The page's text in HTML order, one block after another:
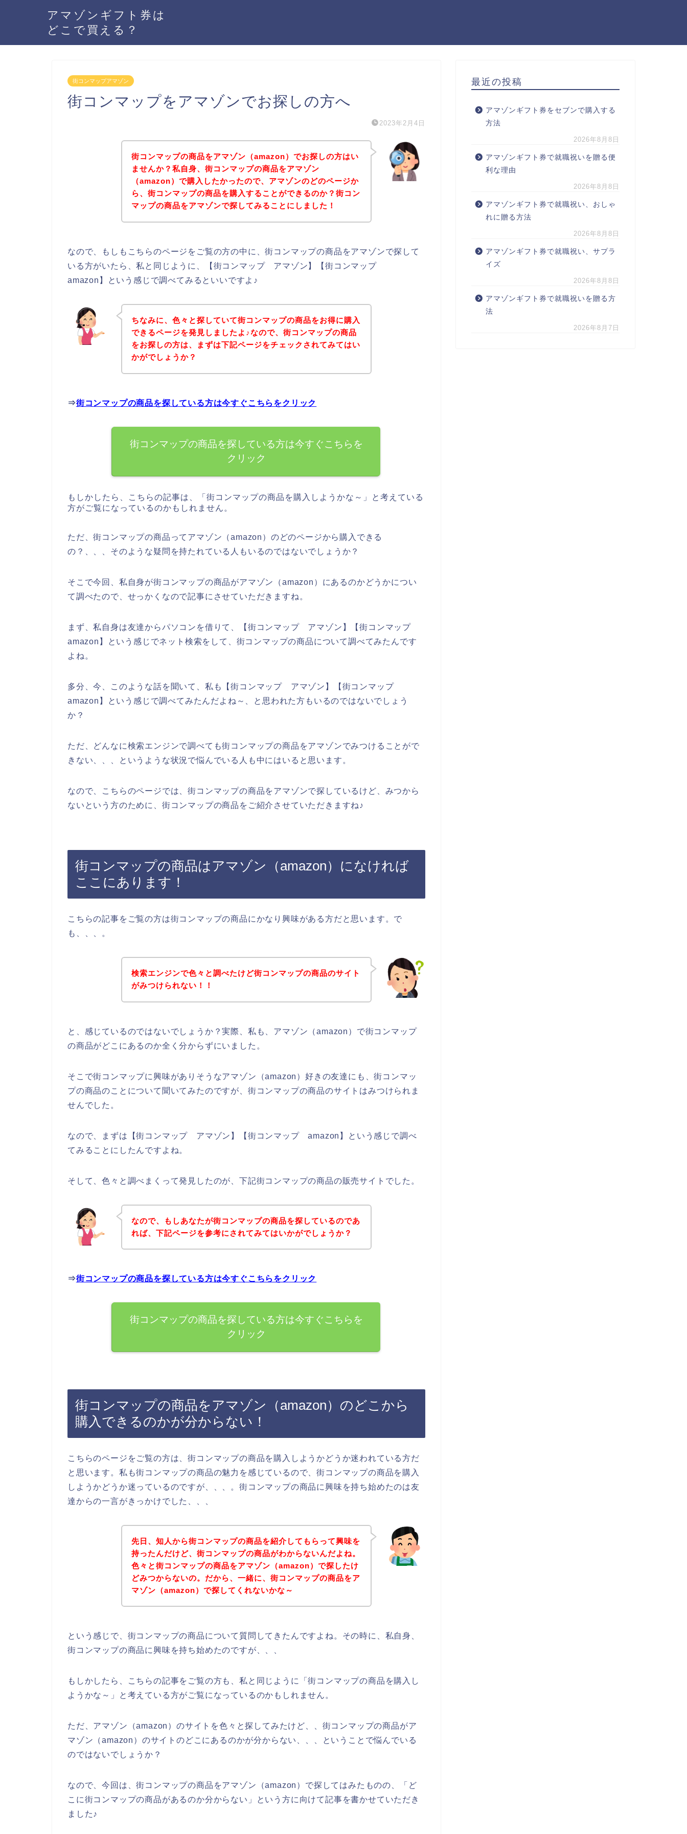
アマゾンギフト券は
どこで買える？
街コンマップアマゾン
街コンマップをアマゾンでお探しの方へ
2023年2月4日
街コンマップの商品をアマゾン（amazon）でお探しの方はい
ませんか？私自身、街コンマップの商品をアマゾン
（amazon）で購入したかったので、アマゾンのどのページか
ら、街コンマップの商品を購入することができるのか？街コン
マップの商品をアマゾンで探してみることにしました！
なので、もしもこちらのページをご覧の方の中に、街コンマップの商品をアマゾンで探して
いる方がいたら、私と同じように、【街コンマップ アマゾン】【街コンマップ
amazon】という感じで調べてみるといいですよ♪
ちなみに、色々と探していて街コンマップの商品をお得に購入
できるページを発見しましたよ♪なので、街コンマップの商品
をお探しの方は、まずは下記ページをチェックされてみてはい
かがでしょうか？
⇒街コンマップの商品を探している方は今すぐこちらをクリック
街コンマップの商品を探している方は今すぐこちらを
クリック
もしかしたら、こちらの記事は、「街コンマップの商品を購入しようかな～」と考えている
方がご覧になっているのかもしれません。
ただ、街コンマップの商品ってアマゾン（amazon）のどのページから購入できる
の？、、、そのような疑問を持たれている人もいるのではないでしょうか？
そこで今回、私自身が街コンマップの商品がアマゾン（amazon）にあるのかどうかについ
て調べたので、せっかくなので記事にさせていただきますね。
まず、私自身は友達からパソコンを借りて、【街コンマップ アマゾン】【街コンマップ
amazon】という感じでネット検索をして、街コンマップの商品について調べてみたんです
よね。
多分、今、このような話を聞いて、私も【街コンマップ アマゾン】【街コンマップ
amazon】という感じで調べてみたんだよね～、と思われた方もいるのではないでしょう
か？
ただ、どんなに検索エンジンで調べても街コンマップの商品をアマゾンでみつけることがで
きない、、、というような状況で悩んでいる人も中にはいると思います。
なので、こちらのページでは、街コンマップの商品をアマゾンで探しているけど、みつから
ないという方のために、街コンマップの商品をご紹介させていただきますね♪
街コンマップの商品はアマゾン（amazon）になければ
ここにあります！
こちらの記事をご覧の方は街コンマップの商品にかなり興味がある方だと思います。で
も、、、。
検索エンジンで色々と調べたけど街コンマップの商品のサイト
がみつけられない！！
と、感じているのではないでしょうか？実際、私も、アマゾン（amazon）で街コンマップ
の商品がどこにあるのか全く分からずにいました。
そこで街コンマップに興味がありそうなアマゾン（amazon）好きの友達にも、街コンマッ
プの商品のことについて聞いてみたのですが、街コンマップの商品のサイトはみつけられま
せんでした。
なので、まずは【街コンマップ アマゾン】【街コンマップ amazon】という感じで調べ
てみることにしたんですよね。
そして、色々と調べまくって発見したのが、下記街コンマップの商品の販売サイトでした。
なので、もしあなたが街コンマップの商品を探しているのであ
れば、下記ページを参考にされてみてはいかがでしょうか？
⇒街コンマップの商品を探している方は今すぐこちらをクリック
街コンマップの商品を探している方は今すぐこちらを
クリック
街コンマップの商品をアマゾン（amazon）のどこから
購入できるのかが分からない！
こちらのページをご覧の方は、街コンマップの商品を購入しようかどうか迷われている方だ
と思います。私も街コンマップの商品の魅力を感じているので、街コンマップの商品を購入
しようかどうか迷っているのですが、、、。街コンマップの商品に興味を持ち始めたのは友
達からの一言がきっかけでした、、、
先日、知人から街コンマップの商品を紹介してもらって興味を
持ったんだけど、街コンマップの商品がわからないんだよね。
色々と街コンマップの商品をアマゾン（amazon）で探したけ
どみつからないの。だから、一緒に、街コンマップの商品をア
マゾン（amazon）で探してくれないかな～
という感じで、街コンマップの商品について質問してきたんですよね。その時に、私自身、
街コンマップの商品に興味を持ち始めたのですが、、、
もしかしたら、こちらの記事をご覧の方も、私と同じように「街コンマップの商品を購入し
ようかな～」と考えている方がご覧になっているのかもしれません。
ただ、アマゾン（amazon）のサイトを色々と探してみたけど、、街コンマップの商品がア
マゾン（amazon）のサイトのどこにあるのかが分からない、、、ということで悩んでいる
のではないでしょうか？
なので、今回は、街コンマップの商品をアマゾン（amazon）で探してはみたものの、「ど
こに街コンマップの商品があるのか分からない」という方に向けて記事を書かせていただき
ました♪
最近の投稿
アマゾンギフト券をセブンで購入する
方法
2026年8月8日
アマゾンギフト券で就職祝いを贈る便
利な理由
2026年8月8日
アマゾンギフト券で就職祝い、おしゃ
れに贈る方法
2026年8月8日
アマゾンギフト券で就職祝い、サプラ
イズ
2026年8月8日
アマゾンギフト券で就職祝いを贈る方
法
2026年8月7日